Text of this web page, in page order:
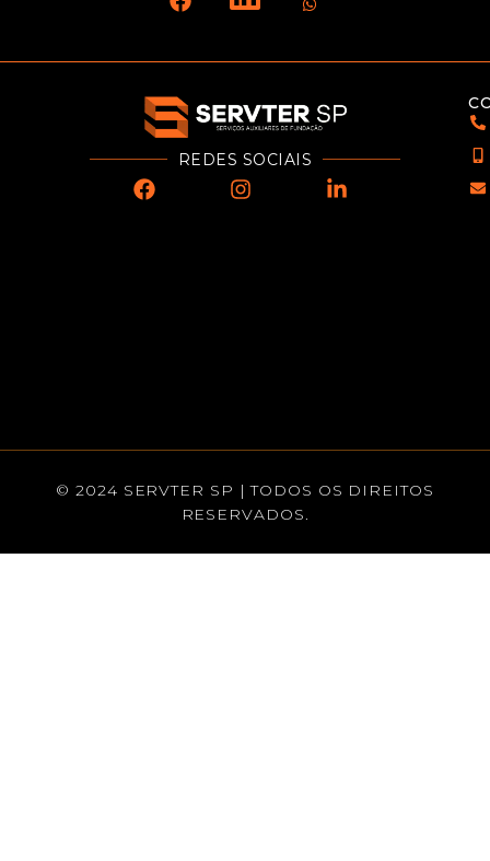
REDES SOCIAIS
© 2024 SERVTER SP | TODOS OS DIREITOS
RESERVADOS.